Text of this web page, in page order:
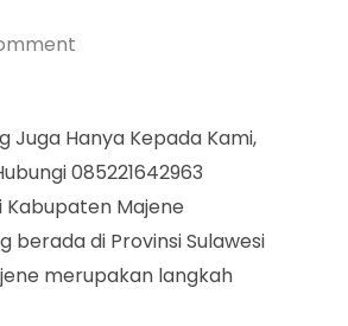
on
Kabupaten
Majene
Hanya Kepada Kami,
085221642963
Majene
di Provinsi Sulawesi
merupakan langkah